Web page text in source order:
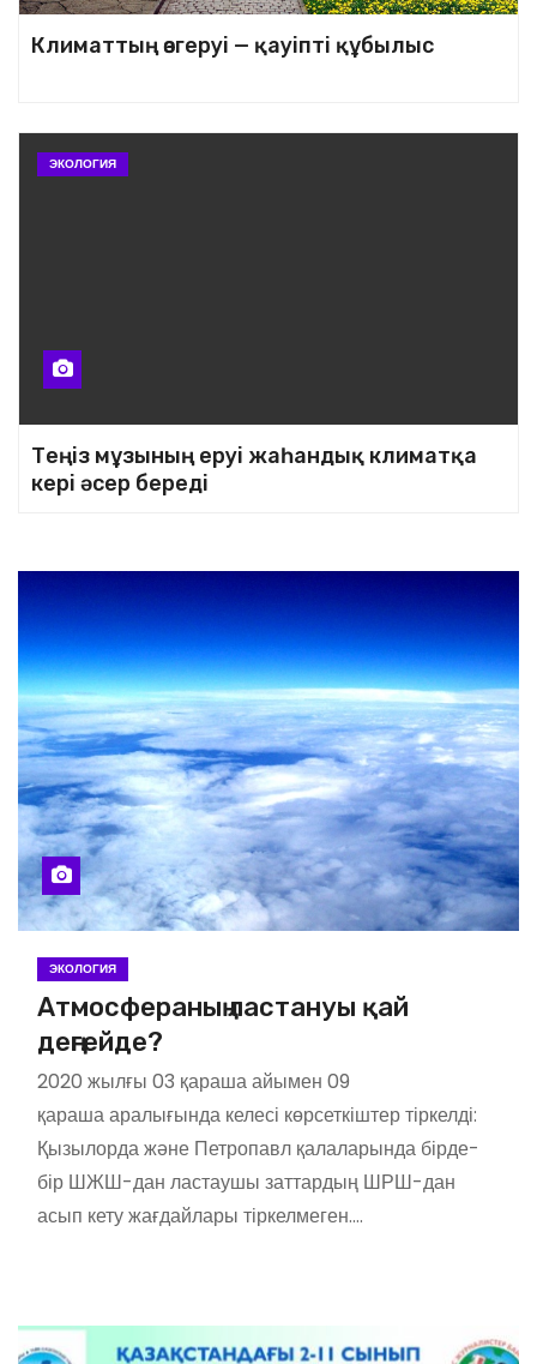
Климаттың өзгеруі — қауіпті құбылыс
ЭКОЛОГИЯ
Теңіз мұзының еруі жаһандық климатқа
кері әсер береді
ЭКОЛОГИЯ
Атмосфераның ластануы қай
деңгейде?
2020 жылғы 03 қараша айымен 09
қараша аралығында келесі көрсеткіштер тіркелді:
Қызылорда және Петропавл қалаларында бірде-
бір ШЖШ-дан ластаушы заттардың ШРШ-дан
асып кету жағдайлары тіркелмеген.…